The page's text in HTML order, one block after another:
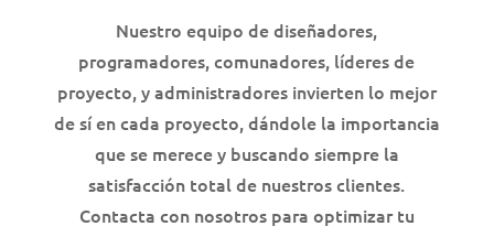
Nuestro equipo de diseñadores,
programadores, comunadores, líderes de
proyecto, y administradores invierten lo mejor
de sí en cada proyecto, dándole la importancia
que se merece y buscando siempre la
satisfacción total de nuestros clientes.
Contacta con nosotros para optimizar tu